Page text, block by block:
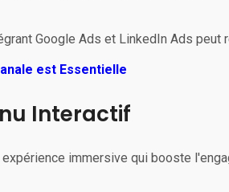
Google Ads et LinkedIn Ads peut
est Essentielle
Interactif
immersive qui booste